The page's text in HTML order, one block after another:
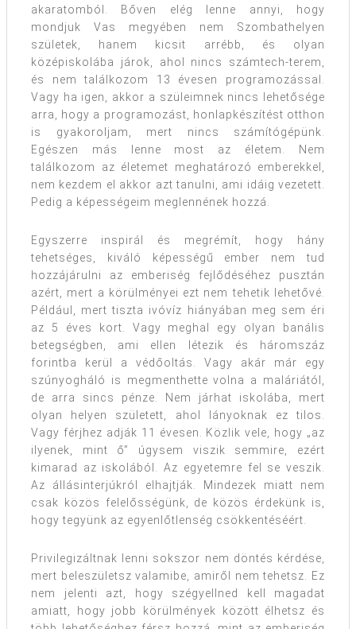
akaratomból. Bőven elég lenne annyi, hogy
mondjuk Vas megyében nem Szombathelyen
születek, hanem kicsit arrébb, és olyan
középiskolába járok, ahol nincs számtech-terem,
és nem találkozom 13 évesen programozással.
Vagy ha igen, akkor a szüleimnek nincs lehetősége
arra, hogy a programozást, honlapkészítést otthon
is gyakoroljam, mert nincs számítógépünk.
Egészen más lenne most az életem. Nem
találkozom az életemet meghatározó emberekkel,
nem kezdem el akkor azt tanulni, ami idáig vezetett.
Pedig a képességeim meglennének hozzá.
Egyszerre inspirál és megrémít, hogy hány
tehetséges, kiváló képességű ember nem tud
hozzájárulni az emberiség fejlődéséhez pusztán
azért, mert a körülményei ezt nem tehetik lehetővé.
Például, mert tiszta ivóvíz hiányában meg sem éri
az 5 éves kort. Vagy meghal egy olyan banális
betegségben, ami ellen létezik és háromszáz
forintba kerül a védőoltás. Vagy akár már egy
szúnyogháló is megmenthette volna a maláriától,
de arra sincs pénze. Nem járhat iskolába, mert
olyan helyen született, ahol lányoknak ez tilos.
Vagy férjhez adják 11 évesen. Közlik vele, hogy „az
ilyenek, mint ő” úgysem viszik semmire, ezért
kimarad az iskolából. Az egyetemre fel se veszik.
Az állásinterjúkról elhajtják. Mindezek miatt nem
csak közös felelősségünk, de közös érdekünk is,
hogy tegyünk az egyenlőtlenség csökkentéséért.
Privilegizáltnak lenni sokszor nem döntés kérdése,
mert beleszületsz valamibe, amiről nem tehetsz. Ez
nem jelenti azt, hogy szégyellned kell magadat
amiatt, hogy jobb körülmények között élhetsz és